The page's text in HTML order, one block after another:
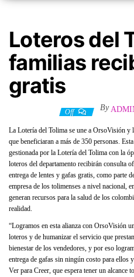
Loteros del
familias
gratis
Off By
La Lotería del Tolima se une a OrsoVisión y
que beneficiaran a más de 350 personas.
gestionada por la Lotería del Tolima con la
loteros del departamento recibirán consulta
entrega de lentes y gafas gratis, como parte
empresa de los tolimenses a nivel nacional,
generan recursos para la salud de los
realidad.
“Logramos en esta alianza con OrsoVisión
loteros y de humanizar el servicio que
bienestar de los vendedores, y por eso
entrega de gafas sin ningún costo para ellos
Ver para Creer, que espera tener un alcance